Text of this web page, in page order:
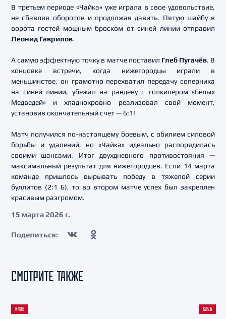
В третьем периоде «Чайка» уже играла в свое удовольствие,
не сбавляя оборотов и продолжая давить. Пятую шайбу в
ворота гостей мощным броском от синей линии отправил
Леонид Гаврилов.
А самую эффектную точку в матче поставил Глеб Пугачёв. В
концовке встречи, когда нижегородцы играли в
меньшинстве, он грамотно перехватил передачу соперника
на синей линии, убежал на рандеву с голкипером «Белых
Медведей» и хладнокровно реализовал свой момент,
установив окончательный счет — 6:1!
Матч получился по-настоящему боевым, с обилием силовой
борьбы и удалений, но «Чайка» идеально распорядилась
своими шансами. Итог двухдневного противостояния —
максимальный результат для нижегородцев. Если 14 марта
команде пришлось вырывать победу в тяжелой серии
буллитов (2:1 Б), то во втором матче успех был закреплен
красивым разгромом.
15 марта 2026 г.
Поделиться:
СМОТРИТЕ ТАКЖЕ
КЛУБ КЛУБ